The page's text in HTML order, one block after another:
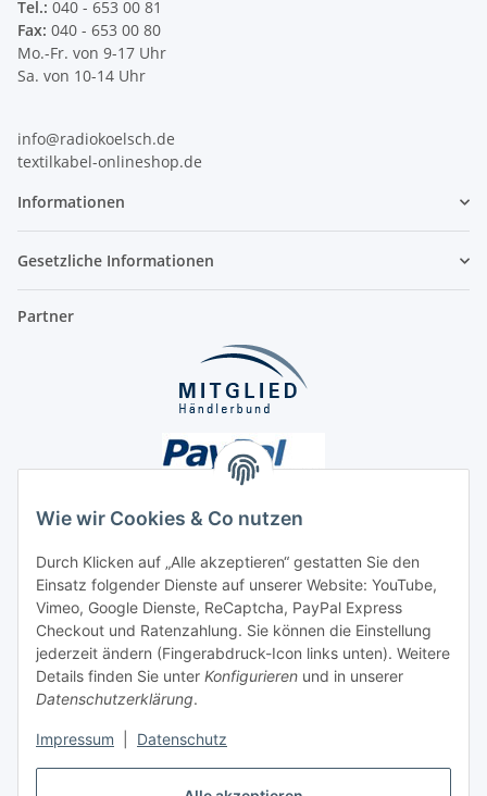
Wie wir Cookies & Co nutzen
Durch Klicken auf „Alle akzeptieren“ gestatten Sie den
Einsatz folgender Dienste auf unserer Website: YouTube,
Vimeo, Google Dienste, ReCaptcha, PayPal Express
Checkout und Ratenzahlung. Sie können die Einstellung
jederzeit ändern (Fingerabdruck-Icon links unten). Weitere
Details finden Sie unter Konfigurieren und in unserer
Datenschutzerklärung.
Impressum Datenschutz
Tel.: 040 - 653 00 81
Fax: 040 - 653 00 80
Mo.-Fr. von 9-17 Uhr
Sa. von 10-14 Uhr
info@radiokoelsch.de
textilkabel-onlineshop.de
Informationen
Gesetzliche Informationen
Partner
Unsere Seiten
Social Media
Vertrag widerrufen